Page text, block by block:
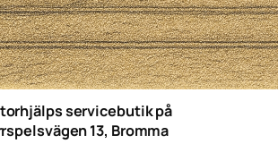
servicebutik på
13, Bromma